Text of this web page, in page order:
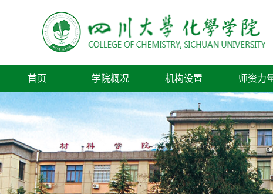
首页 学院概况 机构设置 师资力